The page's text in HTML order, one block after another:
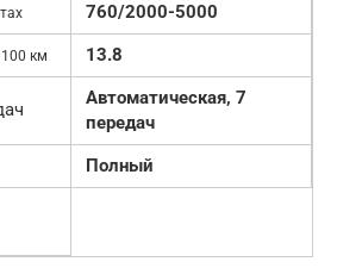
760/2000-5000
км 13.8
Автоматическая, 7
передач
Полный